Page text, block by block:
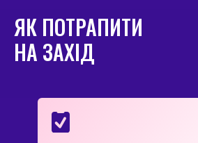
ЯК ПОТРАПИТИ
НА ЗАХІД